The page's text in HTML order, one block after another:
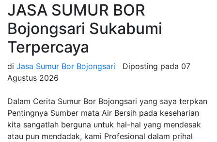
JASA SUMUR BOR
Bojongsari Sukabumi
Terpercaya
di Jasa Sumur Bor Bojongsari Diposting pada 07
Agustus 2026
Dalam Cerita Sumur Bor Bojongsari yang saya terpkan
Pentingnya Sumber mata Air Bersih pada keseharian
kita sangatlah berguna untuk hal-hal yang mendesak
atau pun mendadak, kami Profesional dalam prihal